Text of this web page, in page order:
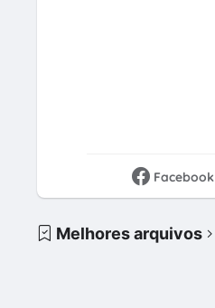
Facebook
Melhores arquivos